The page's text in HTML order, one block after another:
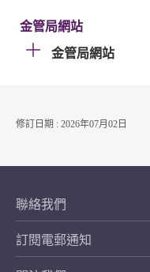
金管局網站
金管局網站
修訂日期 : 2026年07月02日
聯絡我們
訂閱電郵通知